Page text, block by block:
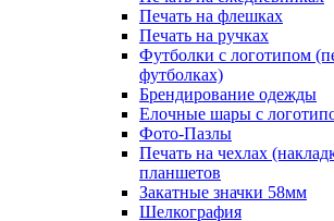
Печать на флешках
Печать на ручках
Футболки с логотипом
футболках)
Брендирование одежды
Елочные шары с
Фото-Пазлы
Печать на чехлах
планшетов
Закатные значки 58мм
Шелкография